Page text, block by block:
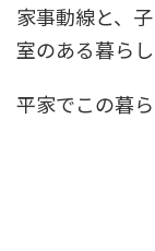
家事動線と、
室のある暮らし
平家でこの暮